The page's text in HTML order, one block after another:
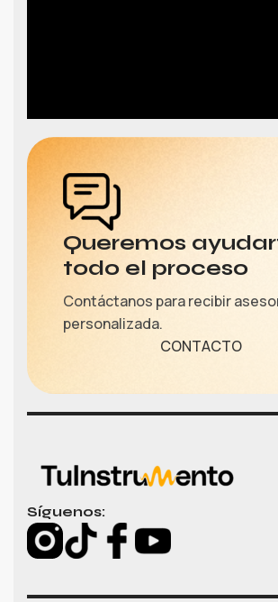
Queremos
todo el proceso
Contáctanos para recibir
personalizada.
CONTACTO
Síguenos: